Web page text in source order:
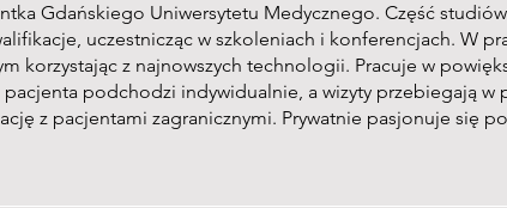
Gdańskiego Uniwersytetu Medycznego. Część
uczestnicząc w szkoleniach i konferencjach. W
korzystając z najnowszych technologii. Pracuje w
podchodzi indywidualnie, a wizyty przebiegają
z pacjentami zagranicznymi. Prywatnie pasjonuje się